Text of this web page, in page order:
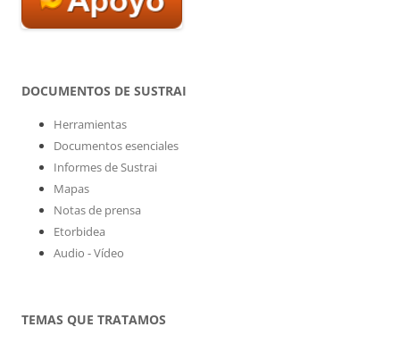
DOCUMENTOS DE SUSTRAI
Herramientas
Documentos esenciales
Informes de Sustrai
Mapas
Notas de prensa
Etorbidea
Audio - Vídeo
TEMAS QUE TRATAMOS